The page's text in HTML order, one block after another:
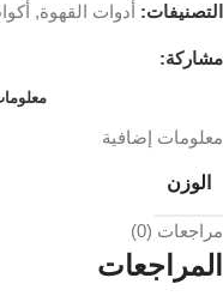
التصنيفات: أدوات القهوة,
مشاركة:
معلومات إضافية
الوزن
مراجعات (0)
المراجعات